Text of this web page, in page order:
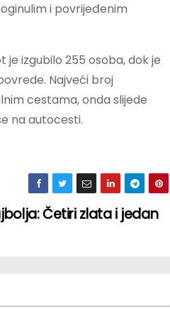
i povrijeđenim
je izgubilo 255 osoba, dok je
Najveći broj
cestama, onda slijede
na autocesti.
Četiri zlata i jedan